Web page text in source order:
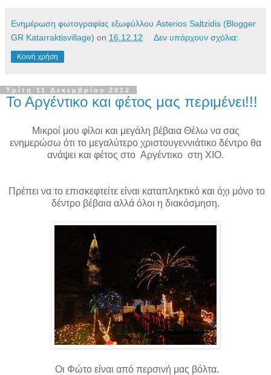
Ενημέρωση φωτογραφίας εξωφύλλου Asterios Saltzidis (Blogger
GR Katarraktisvillage) on 16.12.12 Δεν υπάρχουν σχόλια:
Κοινή χρήση
Τρίτη 11 Δεκεμβρίου 2012
Το Αργέντικο και φέτος μας περιμένει!!!
Μικροί μου φίλοι και μεγάλη βέβαια Θέλω να σας
ενημερώσω ότι το μεγαλύτερο χριστουγεννιάτικο δέντρο θα
ανάψει και φέτος στο Αργέντικο στη ΧΙΟ.
Πρέπει να το επισκεφτείτε είναι καταπληκτικό και όχι μόνο το
δέντρο βέβαια αλλά όλοι η διακόσμηση.
Οι Φώτο είναι από περσινή μας βόλτα.